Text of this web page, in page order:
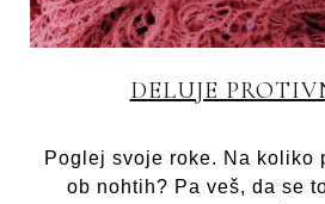
DELUJE
Poglej svoje roke. Na koliko
ob nohtih? Pa veš, da se